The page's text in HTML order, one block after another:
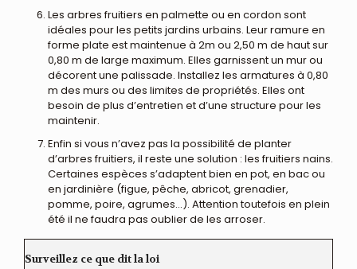
Les arbres fruitiers en palmette ou en cordon sont
idéales pour les petits jardins urbains. Leur ramure en
forme plate est maintenue à 2m ou 2,50 m de haut sur
0,80 m de large maximum. Elles garnissent un mur ou
décorent une palissade. Installez les armatures à 0,80
m des murs ou des limites de propriétés. Elles ont
besoin de plus d’entretien et d’une structure pour les
maintenir.
Enfin si vous n’avez pas la possibilité de planter
d’arbres fruitiers, il reste une solution : les fruitiers nains.
Certaines espèces s’adaptent bien en pot, en bac ou
en jardinière (figue, pêche, abricot, grenadier,
pomme, poire, agrumes…). Attention toutefois en plein
été il ne faudra pas oublier de les arroser.
Surveillez ce que dit la loi